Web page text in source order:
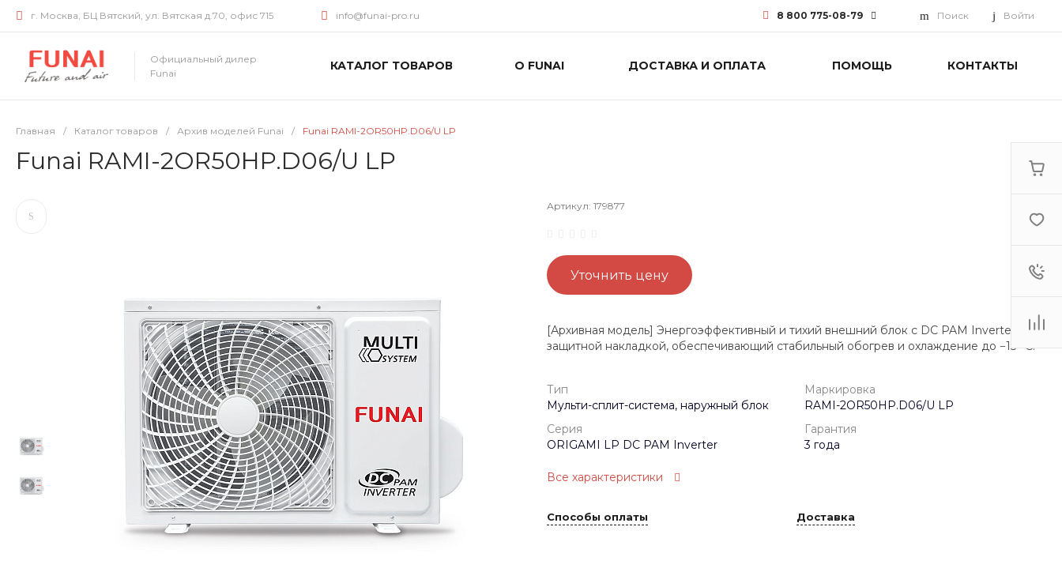
г. Москва, БЦ Вятский, ул. Вятская д.70, офис 715 info@funai-pro.ru 8 800 775-08-79 Поиск Войти
Официальный дилер
Funai
КАТАЛОГ ТОВАРОВ О FUNAI ДОСТАВКА И ОПЛАТА ПОМОЩЬ КОНТАКТЫ
Главная / Каталог товаров / Архив моделей Funai / Funai RAMI-2OR50HP.D06/U LP
Funai RAMI-2OR50HP.D06/U LP
Артикул: 179877
Уточнить цену
[Архивная модель] Энергоэффективный и тихий внешний блок с DC PAM Inverter и
защитной накладкой, обеспечивающий стабильный обогрев и охлаждение до −15 °C.
Тип
Мульти-сплит-система, наружный блок
Маркировка
RAMI-2OR50HP.D06/U LP
Серия
ORIGAMI LP DC PAM Inverter
Гарантия
3 года
Все характеристики
Способы оплаты Доставка